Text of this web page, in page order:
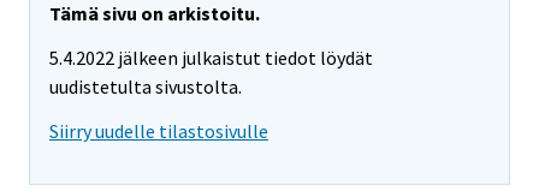
Tämä sivu on arkistoitu.
5.4.2022 jälkeen julkaistut tiedot löydät
uudistetulta sivustolta.
Siirry uudelle tilastosivulle